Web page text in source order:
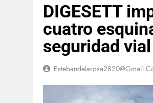
DIGESETT
cuatro
seguridad vial